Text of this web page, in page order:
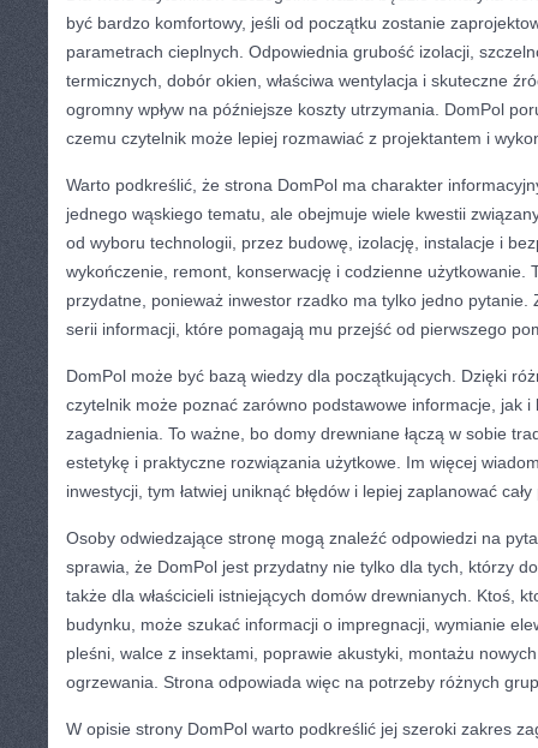
być bardzo komfortowy, jeśli od początku zostanie
parametrach cieplnych. Odpowiednia grubość izolacji,
termicznych, dobór okien, właściwa wentylacja i skuteczne
ogromny wpływ na późniejsze koszty utrzymania. DomPol
czemu czytelnik może lepiej rozmawiać z projektantem i
Warto podkreślić, że strona DomPol ma charakter
jednego wąskiego tematu, ale obejmuje wiele kwestii
od wyboru technologii, przez budowę, izolację, instalacje i
wykończenie, remont, konserwację i codzienne użytkowanie.
przydatne, ponieważ inwestor rzadko ma tylko jedno pytanie.
serii informacji, które pomagają mu przejść od pierwszego
DomPol może być bazą wiedzy dla początkujących. Dzięki
czytelnik może poznać zarówno podstawowe informacje, jak i
zagadnienia. To ważne, bo domy drewniane łączą w sobie
estetykę i praktyczne rozwiązania użytkowe. Im więcej
inwestycji, tym łatwiej uniknąć błędów i lepiej zaplanować
Osoby odwiedzające stronę mogą znaleźć odpowiedzi na
sprawia, że DomPol jest przydatny nie tylko dla tych, którzy
także dla właścicieli istniejących domów drewnianych. Ktoś,
budynku, może szukać informacji o impregnacji, wymianie
pleśni, walce z insektami, poprawie akustyki, montażu
ogrzewania. Strona odpowiada więc na potrzeby różnych
W opisie strony DomPol warto podkreślić jej szeroki zakres